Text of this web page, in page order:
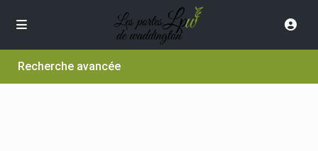
Recherche avancée